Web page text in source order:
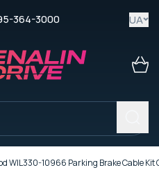
364-3000 UA
WIL330-10966 Parking Brake Cable